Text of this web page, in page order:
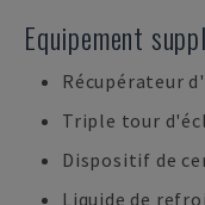
Equipement
Récupérateur
Triple tour
Dispositif de
Liquide de